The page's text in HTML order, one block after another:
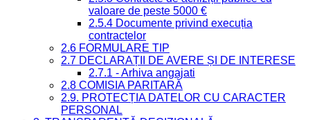
valoare de peste 5000 €
2.5.4 Documente privind execuția
contractelor
2.6 FORMULARE TIP
2.7 DECLARAȚII DE AVERE ȘI DE INTERESE
2.7.1 - Arhiva angajati
2.8 COMISIA PARITARĂ
2.9. PROTECȚIA DATELOR CU CARACTER
PERSONAL